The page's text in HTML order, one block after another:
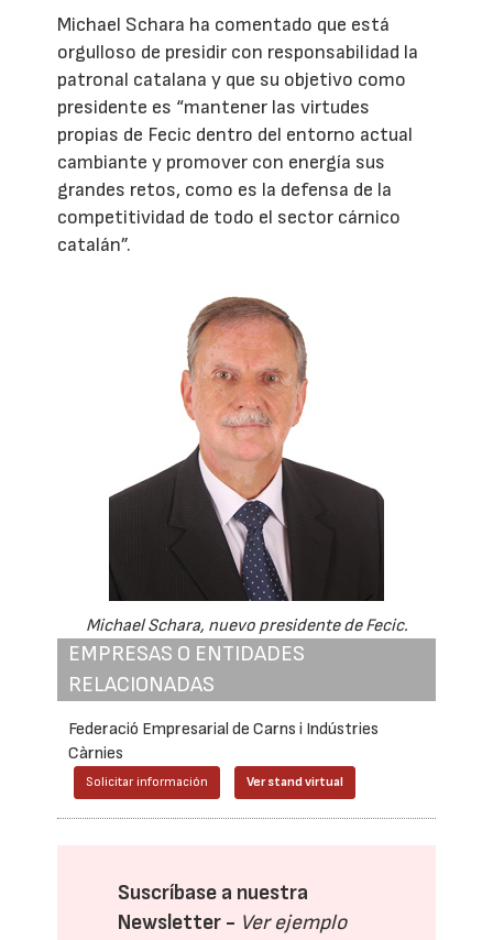
Michael Schara ha comentado que está
orgulloso de presidir con responsabilidad la
patronal catalana y que su objetivo como
presidente es “mantener las virtudes
propias de Fecic dentro del entorno actual
cambiante y promover con energía sus
grandes retos, como es la defensa de la
competitividad de todo el sector cárnico
catalán”.
Michael Schara, nuevo presidente de Fecic.
EMPRESAS O ENTIDADES
RELACIONADAS
Federació Empresarial de Carns i Indústries
Càrnies
Solicitar información Ver stand virtual
Suscríbase a nuestra
Newsletter - Ver ejemplo